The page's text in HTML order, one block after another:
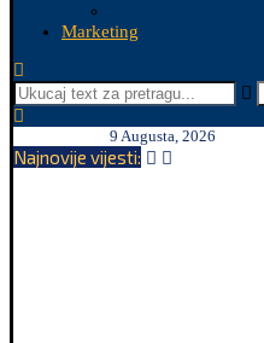
Marketing
9 Augusta, 2026
Najnovije vijesti: